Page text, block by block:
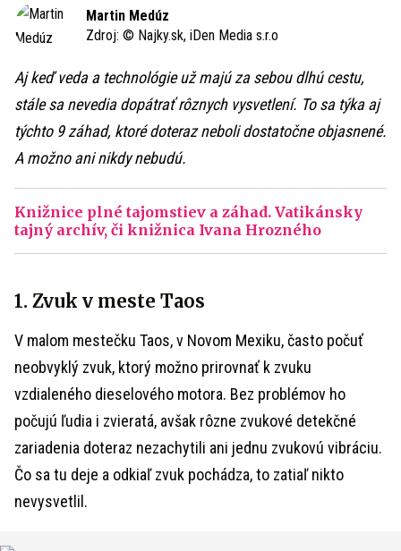
Martin Medúz
Zdroj: © Najky.sk, iDen Media s.r.o
Aj keď veda a technológie už majú za sebou dlhú cestu,
stále sa nevedia dopátrať rôznych vysvetlení. To sa týka aj
týchto 9 záhad, ktoré doteraz neboli dostatočne objasnené.
A možno ani nikdy nebudú.
Knižnice plné tajomstiev a záhad. Vatikánsky
tajný archív, či knižnica Ivana Hrozného
1. Zvuk v meste Taos
V malom mestečku Taos, v Novom Mexiku, často počuť
neobvyklý zvuk, ktorý možno prirovnať k zvuku
vzdialeného dieselového motora. Bez problémov ho
počujú ľudia i zvieratá, avšak rôzne zvukové detekčné
zariadenia doteraz nezachytili ani jednu zvukovú vibráciu.
Čo sa tu deje a odkiaľ zvuk pochádza, to zatiaľ nikto
nevysvetlil.